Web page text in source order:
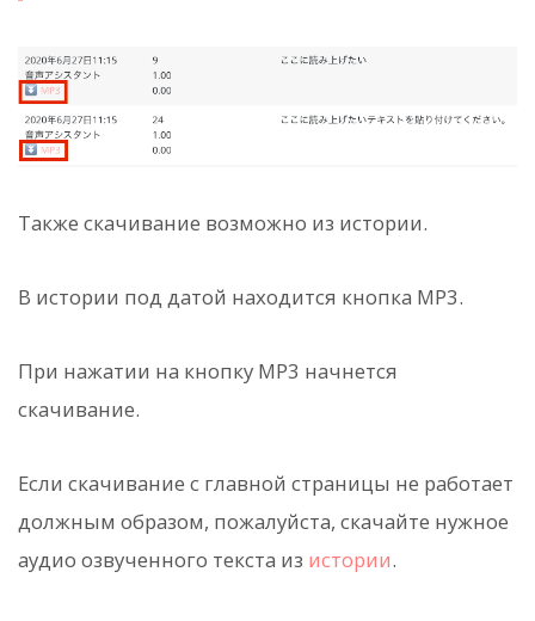
Также скачивание возможно из истории.
В истории под датой находится кнопка MP3.
При нажатии на кнопку MP3 начнется
скачивание.
Если скачивание с главной страницы не работает
должным образом, пожалуйста, скачайте нужное
аудио озвученного текста из истории.